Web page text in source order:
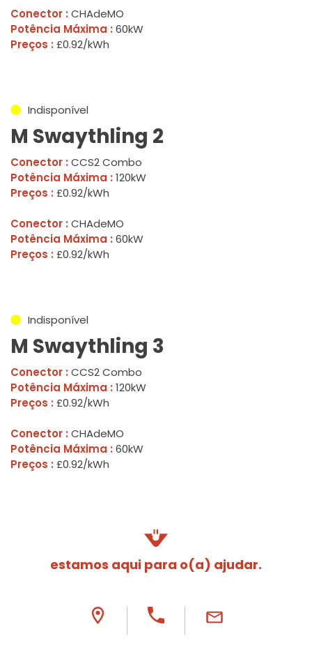
Conector : CHAdeMO
Potência Máxima : 60kW
Preços : £0.92/kWh
Indisponível
M Swaythling 2
Conector : CCS2 Combo
Potência Máxima : 120kW
Preços : £0.92/kWh
Conector : CHAdeMO
Potência Máxima : 60kW
Preços : £0.92/kWh
Indisponível
M Swaythling 3
Conector : CCS2 Combo
Potência Máxima : 120kW
Preços : £0.92/kWh
Conector : CHAdeMO
Potência Máxima : 60kW
Preços : £0.92/kWh
estamos aqui para o(a) ajudar.